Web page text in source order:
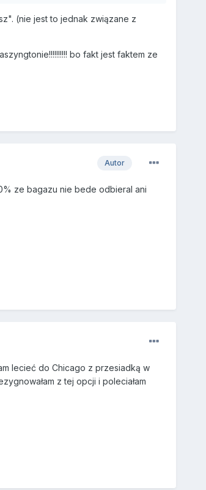
(nie jest to jednak związane z
bo fakt jest faktem ze
Autor
ze bagazu nie bede odbieral ani
lecieć do Chicago z przesiadką w
z tej opcji i poleciałam